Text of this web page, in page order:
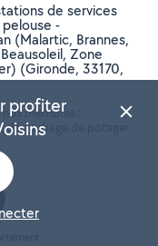
de services
-
(Malartic, Brannes,
Zone
(Gironde, 33170,
membres :
de potager,
profiter